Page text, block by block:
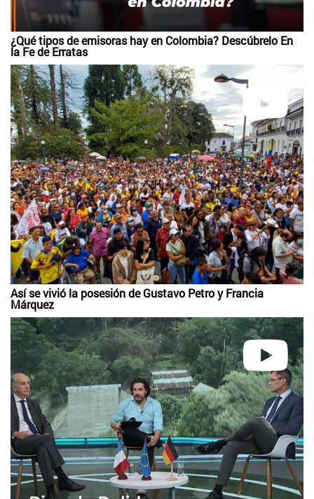
¿Qué tipos de emisoras hay en Colombia? Descúbrelo En
la Fe de Erratas
Así se vivió la posesión de Gustavo Petro y Francia
Márquez